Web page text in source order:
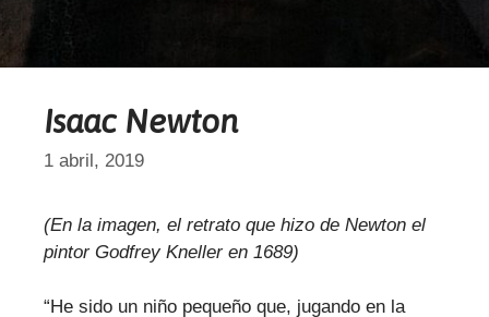
Isaac Newton
1 abril, 2019
(En la imagen, el retrato que hizo de Newton el
pintor Godfrey Kneller en 1689)
“He sido un niño pequeño que, jugando en la